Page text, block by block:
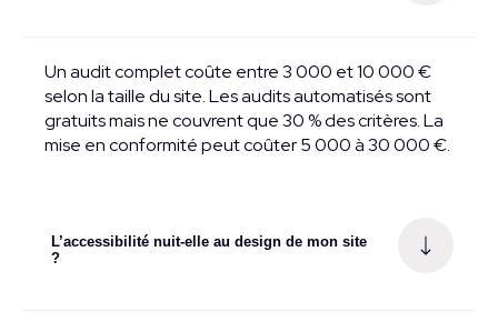
Un audit complet coûte entre 3 000 et 10 000 €
selon la taille du site. Les audits automatisés sont
gratuits mais ne couvrent que 30 % des critères. La
mise en conformité peut coûter 5 000 à 30 000 €.
L’accessibilité nuit-elle au design de mon site
?